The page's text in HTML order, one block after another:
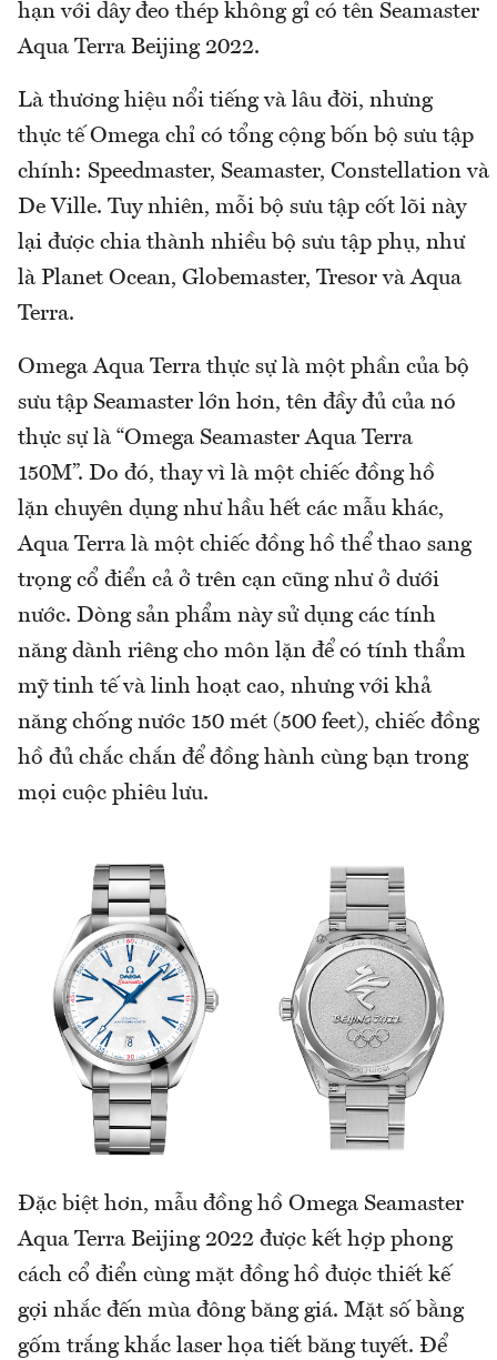
hạn với dây đeo thép không gỉ có tên Seamaster
Aqua Terra Beijing 2022.
Là thương hiệu nổi tiếng và lâu đời, nhưng
thực tế Omega chỉ có tổng cộng bốn bộ sưu tập
chính: Speedmaster, Seamaster, Constellation và
De Ville. Tuy nhiên, mỗi bộ sưu tập cốt lõi này
lại được chia thành nhiều bộ sưu tập phụ, như
là Planet Ocean, Globemaster, Tresor và Aqua
Terra.
Omega Aqua Terra thực sự là một phần của bộ
sưu tập Seamaster lớn hơn, tên đầy đủ của nó
thực sự là “Omega Seamaster Aqua Terra
150M”. Do đó, thay vì là một chiếc đồng hồ
lặn chuyên dụng như hầu hết các mẫu khác,
Aqua Terra là một chiếc đồng hồ thể thao sang
trọng cổ điển cả ở trên cạn cũng như ở dưới
nước. Dòng sản phẩm này sử dụng các tính
năng dành riêng cho môn lặn để có tính thẩm
mỹ tinh tế và linh hoạt cao, nhưng với khả
năng chống nước 150 mét (500 feet), chiếc đồng
hồ đủ chắc chắn để đồng hành cùng bạn trong
mọi cuộc phiêu lưu.
Đặc biệt hơn, mẫu đồng hồ Omega Seamaster
Aqua Terra Beijing 2022 được kết hợp phong
cách cổ điển cùng mặt đồng hồ được thiết kế
gợi nhắc đến mùa đông băng giá. Mặt số bằng
gốm trắng khắc laser họa tiết băng tuyết. Để